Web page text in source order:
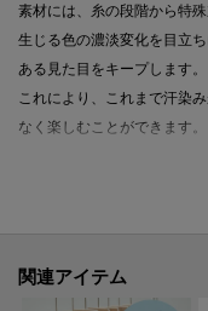
素材には、糸の段階から特
生じる色の濃淡変化を目立
ある見た目をキープします。
これにより、これまで汗染
なく楽しむことができます。
デザイン面では、ジャケッ
展開は、ジャケットインナ
シーンにも対応するビズポ
関連アイテム